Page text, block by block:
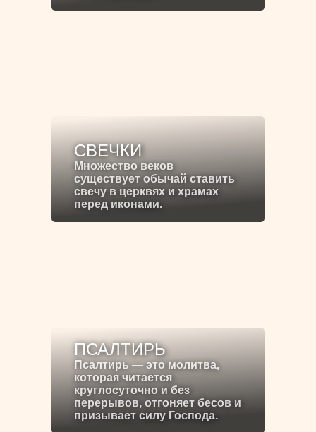
СВЕЧКИ
Множество веков
существует обычай ставить
свечу в церквях и храмах
перед иконами.
ПСАЛТИРЬ
Псалтирь — это молитва,
которая читается
круглосуточно и без
перерывов, отгоняет бесов и
призывает силу Господа.